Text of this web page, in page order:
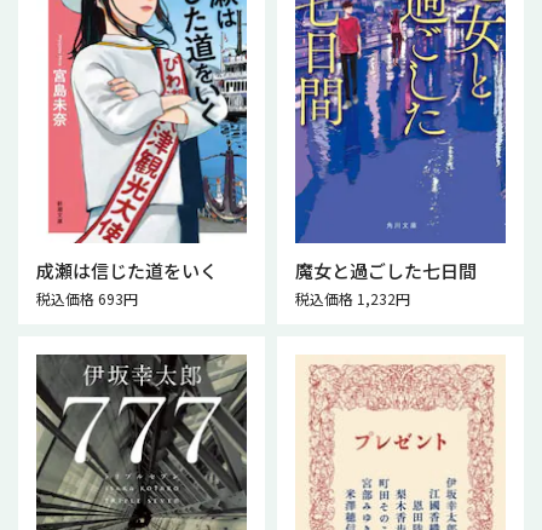
成瀬は信じた道をいく
税込価格 693円
魔女と過ごした七日間
税込価格 1,232円